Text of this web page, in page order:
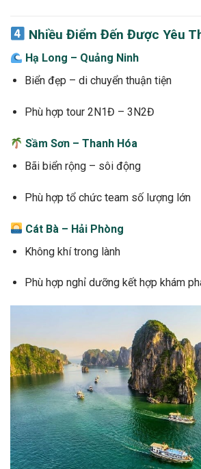
Nhiều Điểm Đến Được Yêu
Hạ Long – Quảng Ninh
Biển đẹp – di chuyển thuận tiện
Phù hợp tour 2N1Đ – 3N2Đ
Sầm Sơn – Thanh Hóa
Bãi biển rộng – sôi động
Phù hợp tổ chức team số lượng lớn
Cát Bà – Hải Phòng
Không khí trong lành
Phù hợp nghỉ dưỡng kết hợp khám